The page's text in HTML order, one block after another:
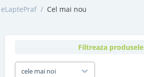
eLaptePraf / Cel mai nou
Filtreaza produsele
cele mai noi